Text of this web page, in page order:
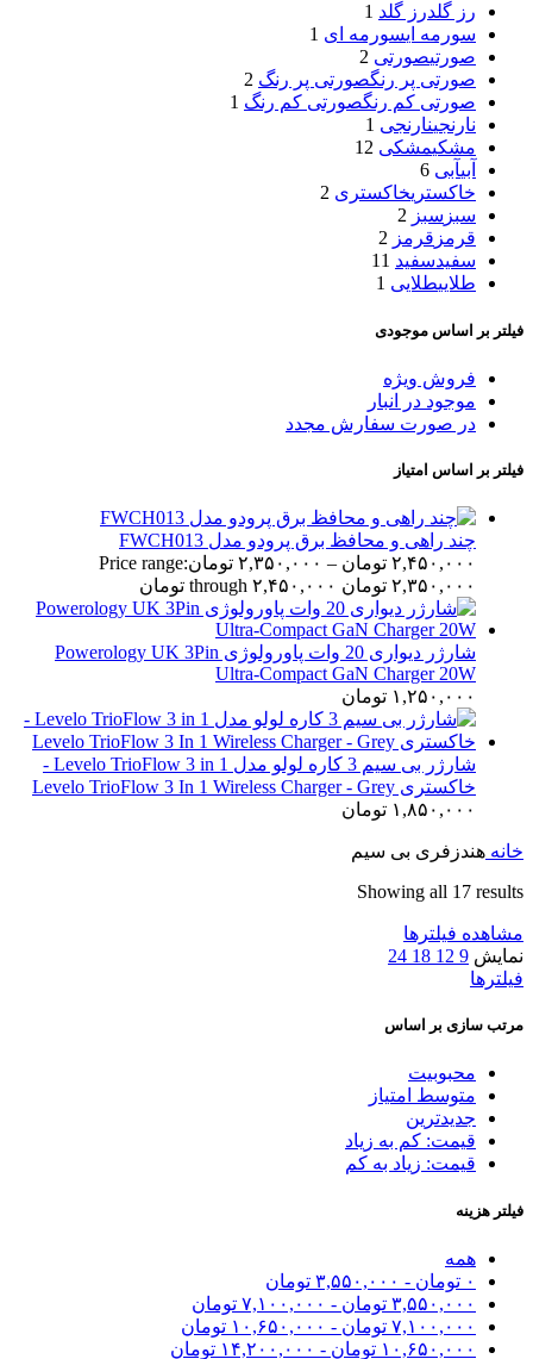
رز گلدرز گلد 1
سورمه ایسورمه ای 1
صورتیصورتی 2
صورتی پر رنگصورتی پر رنگ 2
صورتی کم رنگصورتی کم رنگ 1
نارنجینارنجی 1
مشکیمشکی 12
آبیآبی 6
خاکستریخاکستری 2
سبز سبز 2
قرمز قرمز 2
سفیدسفید 11
طلاییطلایی 1
فیلتر بر اساس موجودی
فروش ویژه
موجود در انبار
در صورت سفارش مجدد
فیلتر بر اساس امتیاز
چند راهی و محافظ برق پرودو مدل FWCH013
۲,۴۵۰,۰۰۰ تومان – ۲,۳۵۰,۰۰۰ تومانPrice range:
۲,۳۵۰,۰۰۰ تومان through ۲,۴۵۰,۰۰۰ تومان
شارژر دیواری 20 وات پاورولوژی Powerology UK 3Pin
Ultra-Compact GaN Charger 20W
۱,۲۵۰,۰۰۰ تومان
شارژر بی سیم 3 کاره لولو مدل Levelo TrioFlow 3 in 1 -
خاکستری Levelo TrioFlow 3 In 1 Wireless Charger - Grey
۱,۸۵۰,۰۰۰ تومان
خانه هندزفری بی سیم
Showing all 17 results
مشاهده فیلترها
نمایش 9
12
18
24
فیلترها
مرتب سازی بر اساس
محبوبیت
متوسط امتیاز
جدیدترین
قیمت: کم به زیاد
قیمت: زیاد به کم
فیلتر هزینه
همه
۰ تومان - ۳,۵۵۰,۰۰۰ تومان
۳,۵۵۰,۰۰۰ تومان - ۷,۱۰۰,۰۰۰ تومان
۷,۱۰۰,۰۰۰ تومان - ۱۰,۶۵۰,۰۰۰ تومان
۱۰,۶۵۰,۰۰۰ تومان - ۱۴,۲۰۰,۰۰۰ تومان